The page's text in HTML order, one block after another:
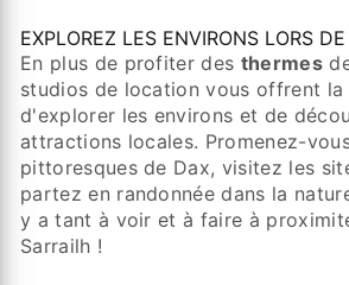
EXPLOREZ LES ENVIRONS LORS
En plus de profiter des thermes
studios de location vous offrent
d'explorer les environs et de
attractions locales. Promenez-
pittoresques de Dax, visitez les
partez en randonnée dans la
y a tant à voir et à faire à
Sarrailh !